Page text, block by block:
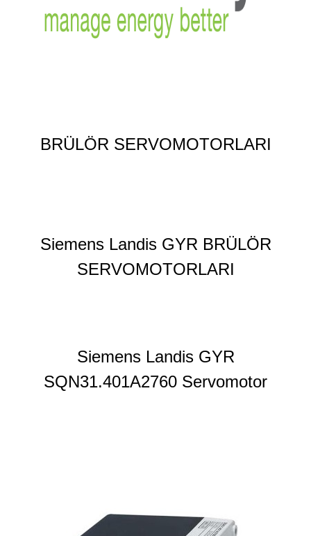
BRÜLÖR SERVOMOTORLARI
Siemens Landis GYR BRÜLÖR
SERVOMOTORLARI
Siemens Landis GYR
SQN31.401A2760 Servomotor